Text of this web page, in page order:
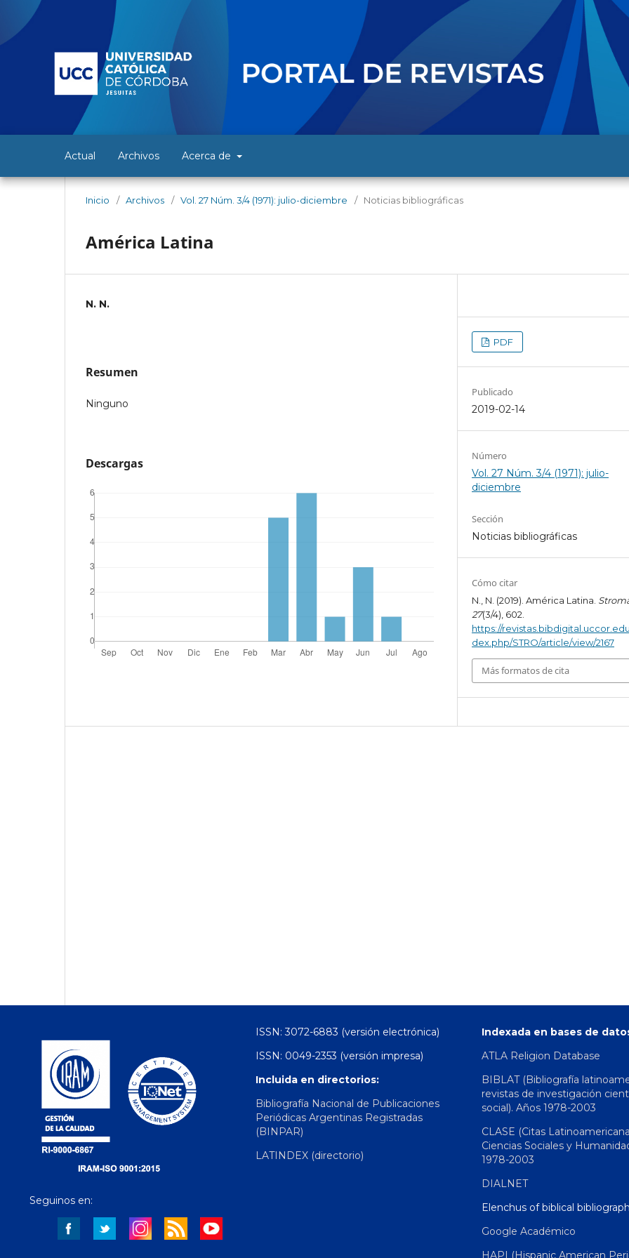
Actual Archivos Acerca de
Inicio / Archivos / Vol. 27 Núm. 3/4 (1971): julio-diciembre / Noticias bibliográficas
América Latina
N. N.
Resumen
Ninguno
Descargas
PDF
Publicado
2019-02-14
Número
Vol. 27 Núm. 3/4 (1971): julio-
diciembre
Sección
Noticias bibliográficas
Cómo citar
N., N. (2019). América Latina.
27(3/4), 602.
https://
dex.php/STRO/article/view/2167
Más formatos de cita
Seguinos en:
ISSN: 3072-6883 (versión electrónica)
ISSN: 0049-2353 (versión impresa)
Incluida en directorios:
Bibliografía Nacional de Publicaciones
Periódicas Argentinas Registradas
(BINPAR)
LATINDEX (directorio)
Indexada en bases de
ATLA Religion Database
BIBLAT (Bibliografía
revistas de investigación
social). Años 1978-2003
CLASE (Citas
Ciencias Sociales y
1978-2003
DIALNET
Elenchus of biblical
Google Académico
HAPI (Hispanic American